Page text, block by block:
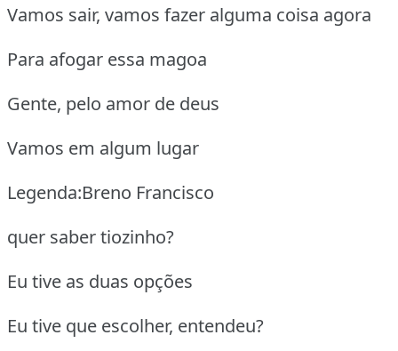
Vamos sair, vamos fazer alguma coisa agora
Para afogar essa magoa
Gente, pelo amor de deus
Vamos em algum lugar
Legenda:Breno Francisco
quer saber tiozinho?
Eu tive as duas opções
Eu tive que escolher, entendeu?